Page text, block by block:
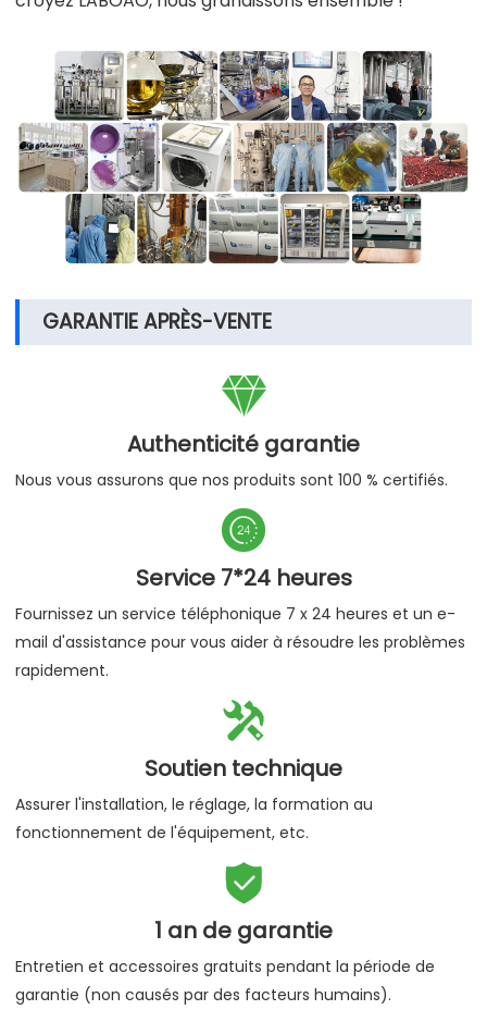
GARANTIE APRÈS-VENTE

Authenticité garantie
Nous vous assurons que nos produits sont 100 % certifiés.

Service 7*24 heures
Fournissez un service téléphonique 7 x 24 heures et un e-
mail d'assistance pour vous aider à résoudre les problèmes
rapidement.

Soutien technique
Assurer l'installation, le réglage, la formation au
fonctionnement de l'équipement, etc.

1 an de garantie
Entretien et accessoires gratuits pendant la période de
garantie (non causés par des facteurs humains).